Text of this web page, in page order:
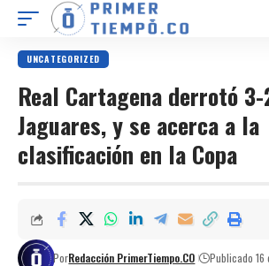
UNCATEGORIZED
Real Cartagena derrotó
Jaguares, y se acerca a la
clasificación en la Copa
PorRedacción PrimerTiempo.CO Publicado 16